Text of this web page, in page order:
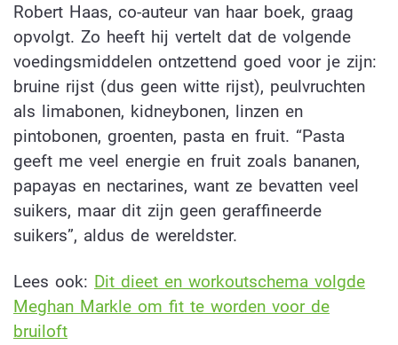
Robert Haas, co-auteur van haar boek, graag
opvolgt. Zo heeft hij vertelt dat de volgende
voedingsmiddelen ontzettend goed voor je zijn:
bruine rijst (dus geen witte rijst), peulvruchten
als limabonen, kidneybonen, linzen en
pintobonen, groenten, pasta en fruit. “Pasta
geeft me veel energie en fruit zoals bananen,
papayas en nectarines, want ze bevatten veel
suikers, maar dit zijn geen geraffineerde
suikers”, aldus de wereldster.
Lees ook: Dit dieet en workoutschema volgde
Meghan Markle om fit te worden voor de
bruiloft